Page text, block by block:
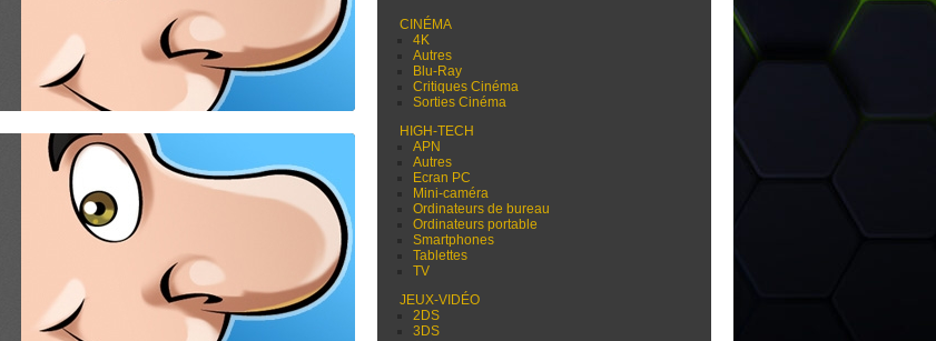
CINÉMA
4K
Autres
Blu-Ray
Critiques Cinéma
Sorties Cinéma
HIGH-TECH
APN
Autres
Ecran PC
Mini-caméra
Ordinateurs de bureau
Ordinateurs portable
Smartphones
Tablettes
TV
JEUX-VIDÉO
2DS
3DS